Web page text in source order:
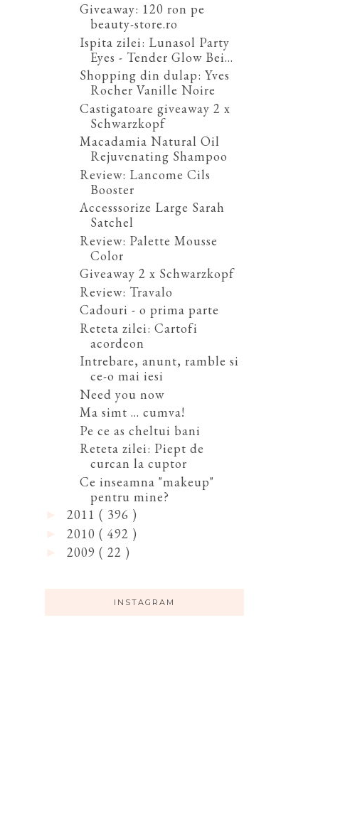
Giveaway: 120 ron pe
beauty-store.ro
Ispita zilei: Lunasol Party
Eyes - Tender Glow Bei...
Shopping din dulap: Yves
Rocher Vanille Noire
Castigatoare giveaway 2 x
Schwarzkopf
Macadamia Natural Oil
Rejuvenating Shampoo
Review: Lancome Cils
Booster
Accesssorize Large Sarah
Satchel
Review: Palette Mousse
Color
Giveaway 2 x Schwarzkopf
Review: Travalo
Cadouri - o prima parte
Reteta zilei: Cartofi
acordeon
Intrebare, anunt, ramble si
ce-o mai iesi
Need you now
Ma simt ... cumva!
Pe ce as cheltui bani
Reteta zilei: Piept de
curcan la cuptor
Ce inseamna "makeup"
pentru mine?
2011 ( 396 )
2010 ( 492 )
2009 ( 22 )
INSTAGRAM